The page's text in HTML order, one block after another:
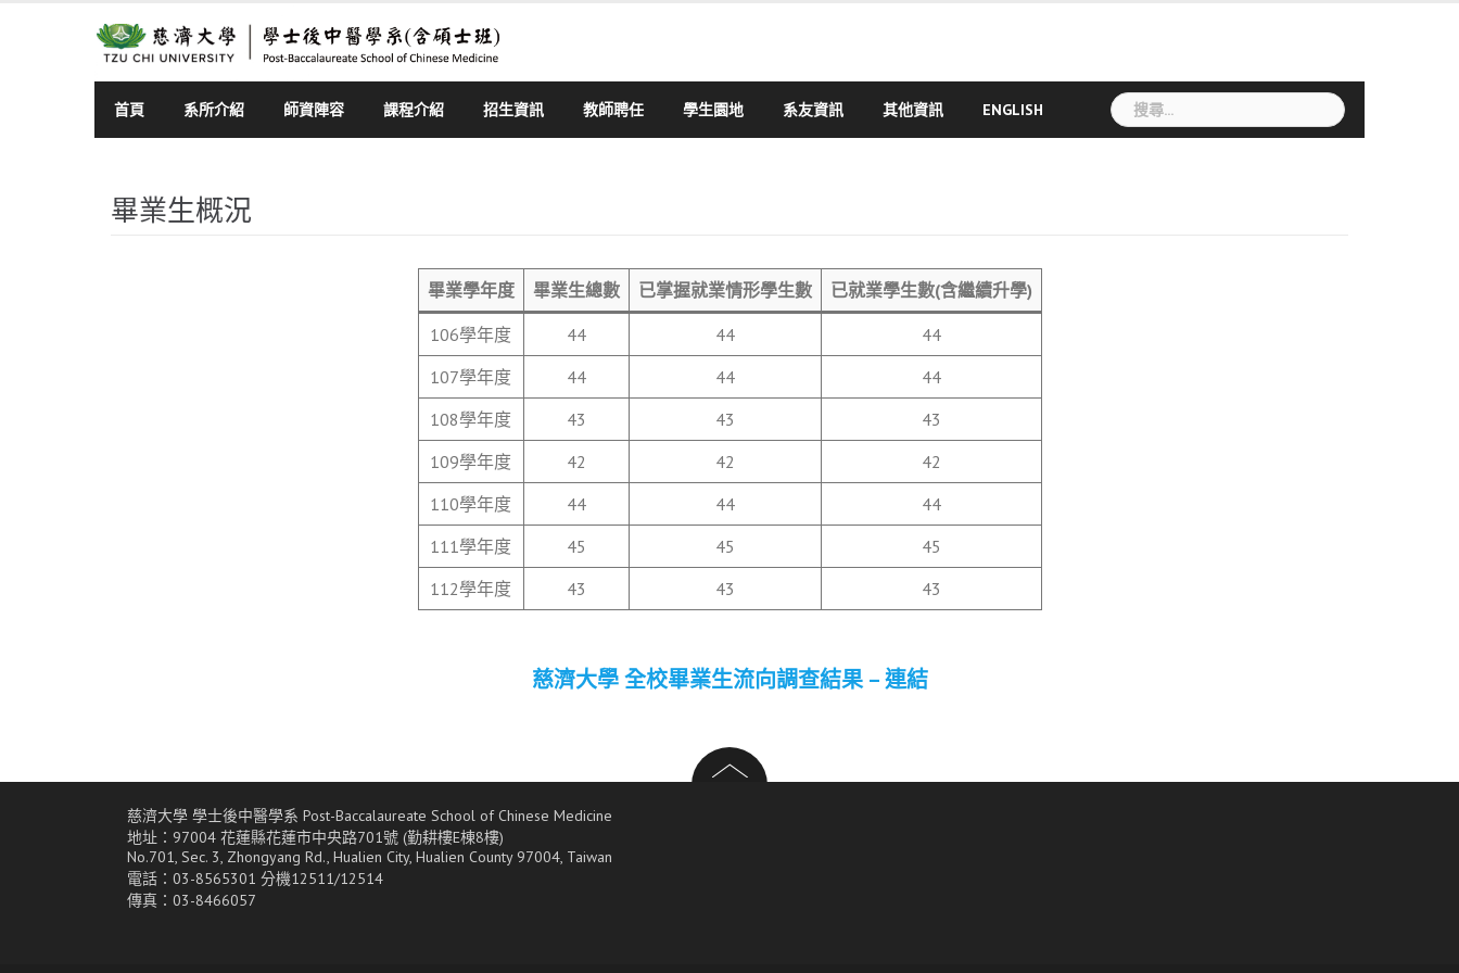
首頁 系所介紹 師資陣容 課程介紹 招生資訊 教師聘任 學生園地 系友資訊 其他資訊 ENGLISH
搜
尋
畢業生概況
畢業學年度 畢業生總數 已掌握就業情形學生數 已就業學生數(含繼續升學)
106學年度 44 44
44
107學年度
44 44
44
108學年度
43 43
43
109學年度
42 42
42
110學年度
44 44
44
111學年度
45 45
45
112學年度
43 43 43
慈濟大學 全校畢業生流向調查結果 – 連結
慈濟大學 學士後中醫學系 Post-Baccalaureate School of Chinese Medicine
地址：97004 花蓮縣花蓮市中央路701號 (勤耕樓E棟8樓)
No.701, Sec. 3, Zhongyang Rd., Hualien City, Hualien County 97004, Taiwan
電話：03-8565301 分機12511/12514
傳真：03-8466057